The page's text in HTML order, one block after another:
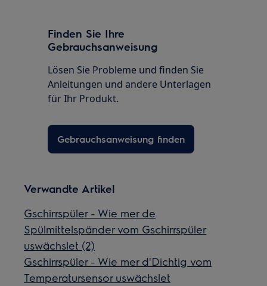
Finden Sie Ihre
Gebrauchsanweisung
Lösen Sie Probleme und finden Sie
Anleitungen und andere Unterlagen
für Ihr Produkt.
Gebrauchsanweisung finden
Verwandte Artikel
Gschirrspüler - Wie mer de
Spülmittelspänder vom Gschirrspüler
uswächslet (2)
Gschirrspüler - Wie mer d'Dichtig vom
Temperatursensor uswächslet